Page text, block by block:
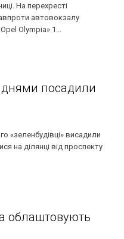
На перехресті
автовокзалу
Olympia» 1...
днями посадили
«зеленбудівці» висадили
на ділянці від проспекту
облаштовують